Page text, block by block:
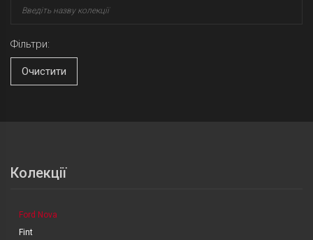
Фільтри:
Очистити
Колекції
Ford Nova
Fint